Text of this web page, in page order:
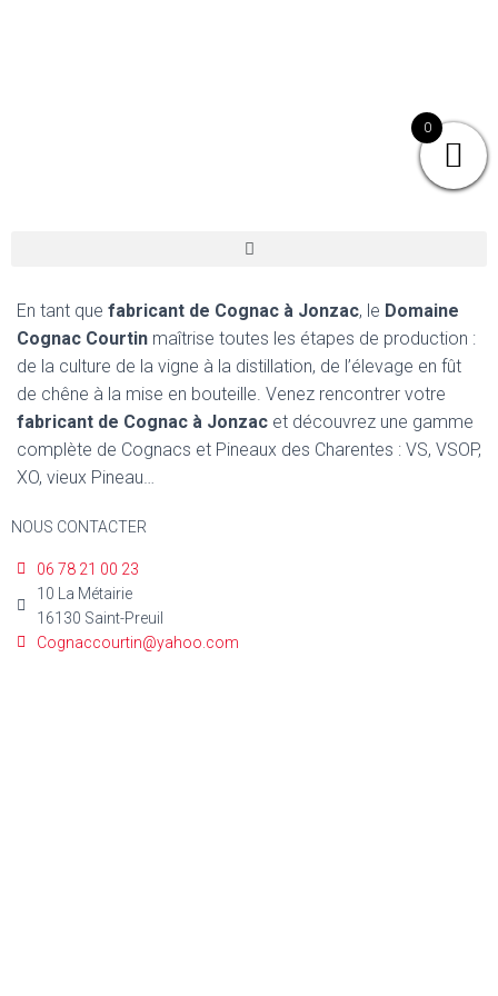
En tant que fabricant de Cognac à Jonzac, le Domaine
Cognac Courtin maîtrise toutes les étapes de production :
de la culture de la vigne à la distillation, de l’élevage en fût
de chêne à la mise en bouteille. Venez rencontrer votre
fabricant de Cognac à Jonzac et découvrez une gamme
complète de Cognacs et Pineaux des Charentes : VS, VSOP,
XO, vieux Pineau…
NOUS CONTACTER
06 78 21 00 23
10 La Métairie
16130 Saint-Preuil
Cognaccourtin@yahoo.com
0